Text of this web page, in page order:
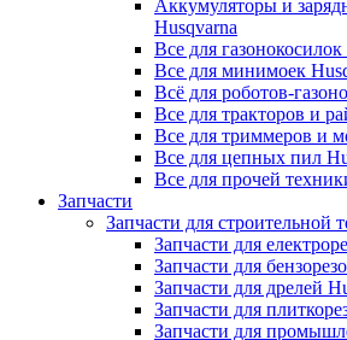
Аккумуляторы и
Husqvarna
Все для
Все для минимоек
Всё для роботов-
Все для тракторов и
Все для триммеров и
Все для цепных пил
Все для прочей
Запчасти
Запчасти для строительной
Запчасти для
Запчасти для
Запчасти для дрелей
Запчасти для
Запчасти для